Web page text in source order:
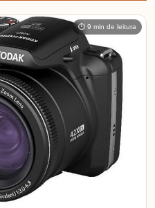
⏱ 9 min de leitura